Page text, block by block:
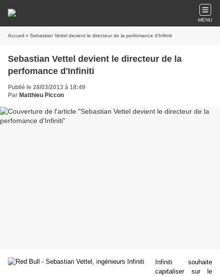
MENU
Accueil » Sebastian Vettel devient le directeur de la perfomance d'Infiniti
Sebastian Vettel devient le directeur de la
perfomance d'Infiniti
Publié le 28/03/2013 à 18:49
Par Matthieu Piccon
Infiniti souhaite
capitaliser sur le